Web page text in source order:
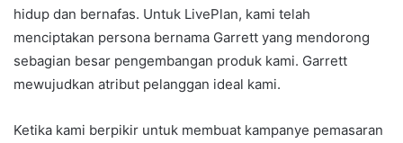
hidup dan bernafas. Untuk LivePlan, kami telah
menciptakan persona bernama Garrett yang mendorong
sebagian besar pengembangan produk kami. Garrett
mewujudkan atribut pelanggan ideal kami.
Ketika kami berpikir untuk membuat kampanye pemasaran